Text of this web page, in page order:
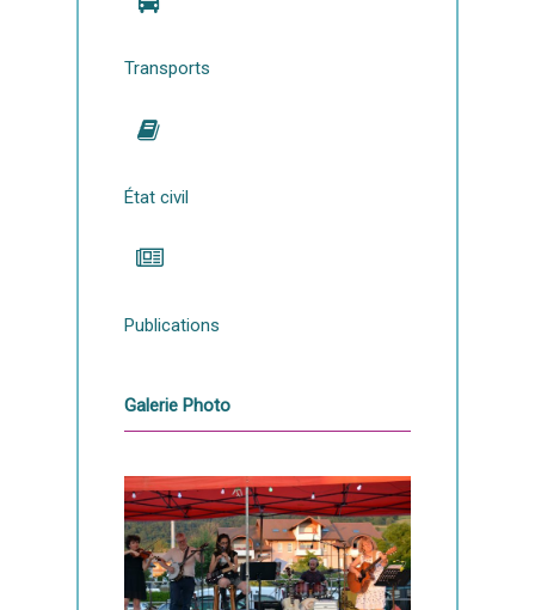
Transports
État civil
Publications
Galerie Photo